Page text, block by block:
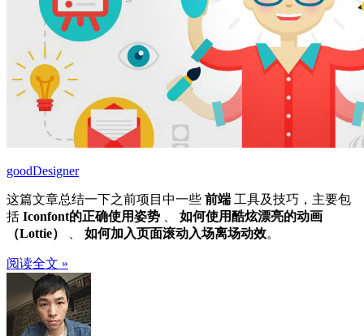
goodDesigner
这篇文章总结一下之前项目中一些 前端 工具及技巧，主要包
括 Iconfont的正确使用姿势
如何使用酷炫漂亮的动画
（Lottie）
如何加入页面滚动入场离场动效。
阅读全文 »